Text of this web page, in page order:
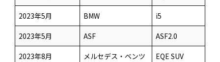
2023年5月 BMW i5
2023年5月 ASF ASF2.0
2023年8月 メルセデス・ベンツ EQE SUV